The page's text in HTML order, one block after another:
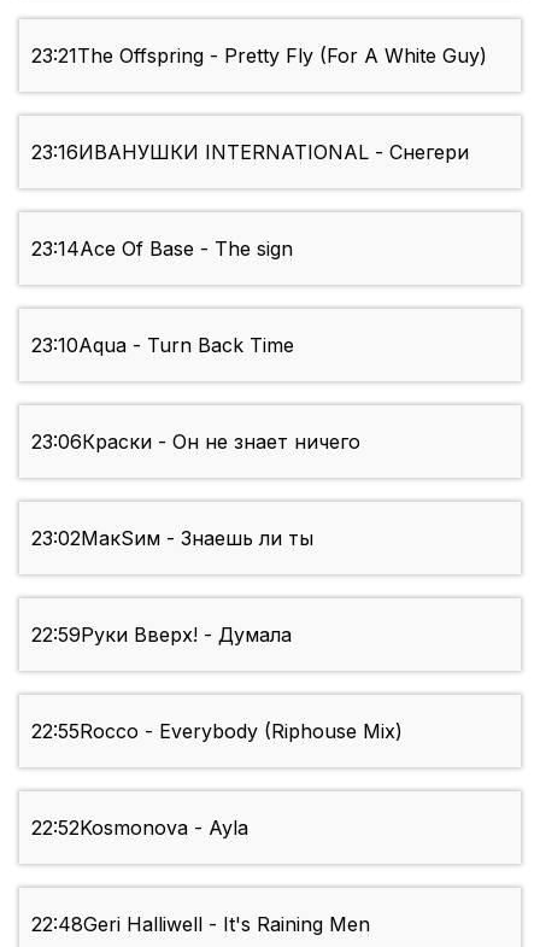
23:21The Offspring - Pretty Fly (For A White Guy)
23:16ИВАНУШКИ INTERNATIONAL - Снегери
23:14Ace Of Base - The sign
23:10Aqua - Turn Back Time
23:06Краски - Он не знает ничего
23:02МакSим - Знаешь ли ты
22:59Руки Вверх! - Думала
22:55Rocco - Everybody (Riphouse Mix)
22:52Kosmonova - Ayla
22:48Geri Halliwell - It's Raining Men